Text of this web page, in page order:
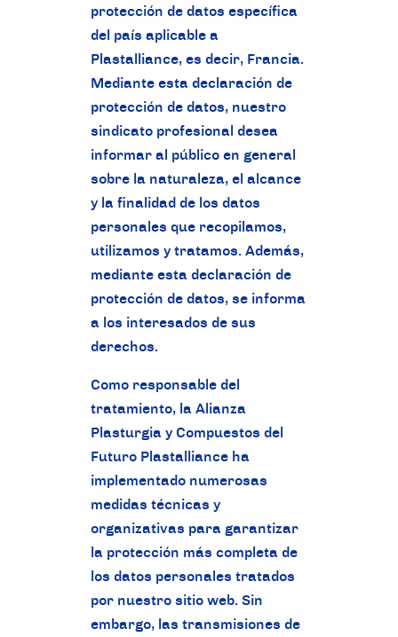
protección de datos específica
del país aplicable a
Plastalliance, es decir, Francia.
Mediante esta declaración de
protección de datos, nuestro
sindicato profesional desea
informar al público en general
sobre la naturaleza, el alcance
y la finalidad de los datos
personales que recopilamos,
utilizamos y tratamos. Además,
mediante esta declaración de
protección de datos, se informa
a los interesados de sus
derechos.
Como responsable del
tratamiento, la Alianza
Plasturgia y Compuestos del
Futuro Plastalliance ha
implementado numerosas
medidas técnicas y
organizativas para garantizar
la protección más completa de
los datos personales tratados
por nuestro sitio web. Sin
embargo, las transmisiones de